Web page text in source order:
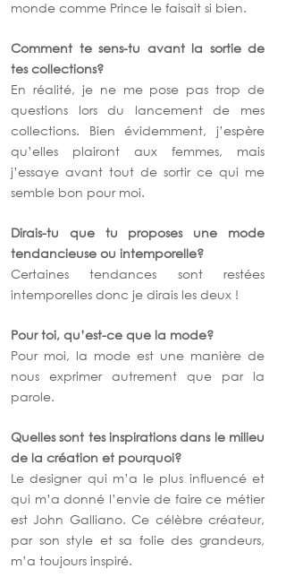
monde comme Prince le faisait si bien.
Comment te sens-tu avant la sortie de
tes collections?
En réalité, je ne me pose pas trop de
questions lors du lancement de mes
collections. Bien évidemment, j’espère
qu’elles plairont aux femmes, mais
j’essaye avant tout de sortir ce qui me
semble bon pour moi.
Dirais-tu que tu proposes une mode
tendancieuse ou intemporelle?
Certaines tendances sont restées
intemporelles donc je dirais les deux !
Pour toi, qu’est-ce que la mode?
Pour moi, la mode est une manière de
nous exprimer autrement que par la
parole.
Quelles sont tes inspirations dans le milieu
de la création et pourquoi?
Le designer qui m’a le plus influencé et
qui m’a donné l’envie de faire ce métier
est John Galliano. Ce célèbre créateur,
par son style et sa folie des grandeurs,
m’a toujours inspiré.